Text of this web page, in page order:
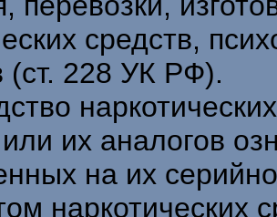
средств,
(ст. 228 УК РФ).
их аналогов
на их
наркотических